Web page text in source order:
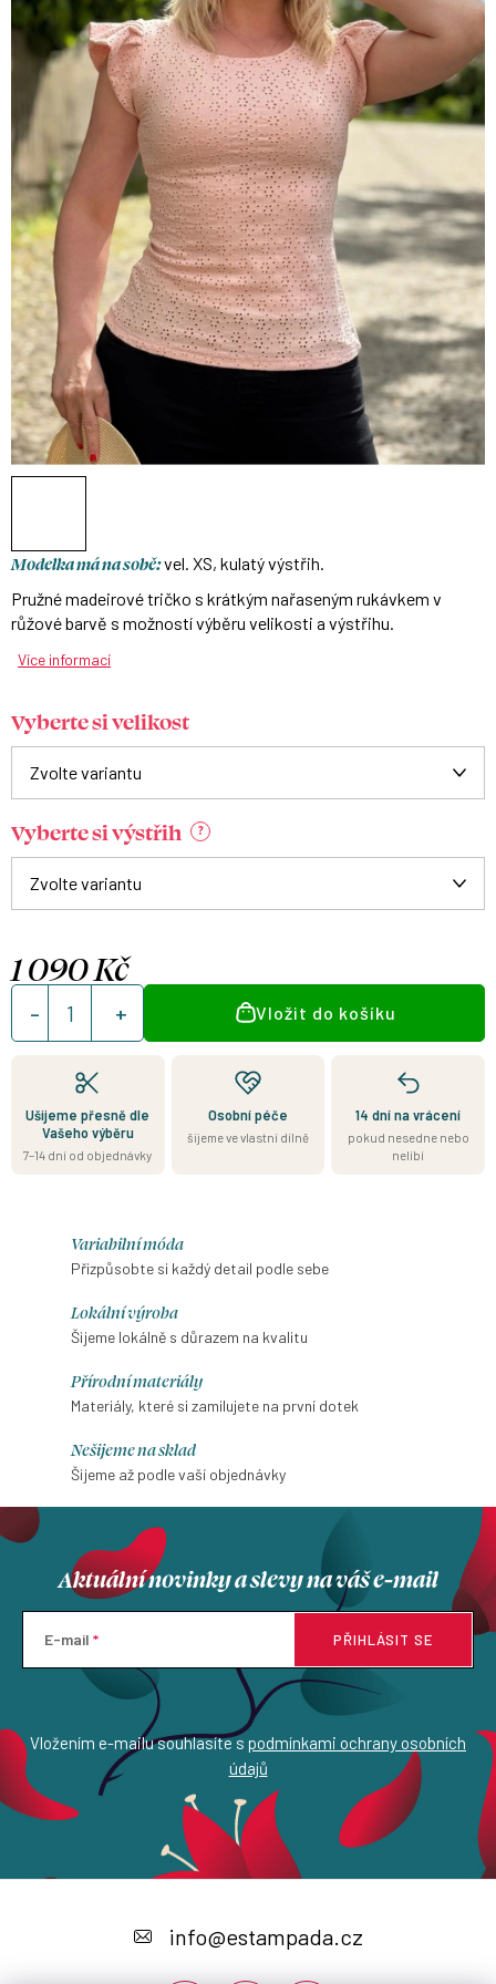
Modelka má na sobě:vel. XS, kulatý výstřih.
Pružné madeirové tričko s krátkým nařaseným rukávkem v
růžové barvě s možností výběru velikosti a výstřihu.
Více informací
Vyberte si velikost
Vyberte si výstřih ?
1 090 Kč
Měrná
cena:
Vložit do košíku
Ušijeme přesně dle
Vašeho výběru
7–14 dní od objednávky
Osobní péče
šijeme ve vlastní dílně
14 dní na vrácení
pokud nesedne nebo
nelíbí
Variabilní móda
Přizpůsobte si každý detail podle sebe
Lokální výroba
Šijeme lokálně s důrazem na kvalitu
Přírodní materiály
Materiály, které si zamilujete na první dotek
Nešijeme na sklad
Šijeme až podle vaší objednávky
Aktuální novinky a slevy na váš e-mail
E-mail
Vložením e-mailu souhlasíte s podmínkami ochrany osobních
údajů
PŘIHLÁSIT SE
info@estampada.cz